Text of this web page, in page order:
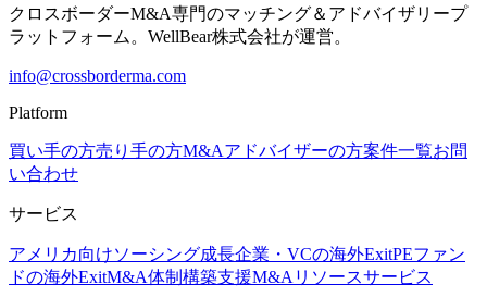
クロスボーダーM&A専門のマッチング＆アドバイザリープ
ラットフォーム。WellBear株式会社が運営。
info@crossborderma.com
Platform
買い手の方売り手の方M&Aアドバイザーの方案件一覧お問
い合わせ
サービス
アメリカ向けソーシング成長企業・VCの海外ExitPEファン
ドの海外ExitM&A体制構築支援M&Aリソースサービス